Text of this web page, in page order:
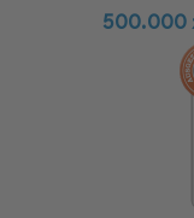
500.000